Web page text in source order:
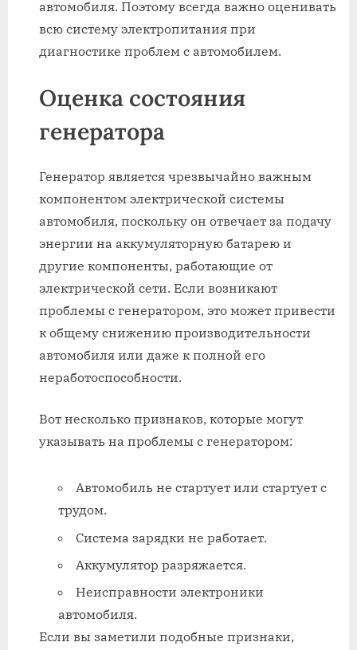
автомобиля. Поэтому всегда важно оценивать
всю систему электропитания при
диагностике проблем с автомобилем.
Оценка состояния
генератора
Генератор является чрезвычайно важным
компонентом электрической системы
автомобиля, поскольку он отвечает за подачу
энергии на аккумуляторную батарею и
другие компоненты, работающие от
электрической сети. Если возникают
проблемы с генератором, это может привести
к общему снижению производительности
автомобиля или даже к полной его
неработоспособности.
Вот несколько признаков, которые могут
указывать на проблемы с генератором:
Автомобиль не стартует или стартует с
трудом.
Система зарядки не работает.
Аккумулятор разряжается.
Неисправности электроники
автомобиля.
Если вы заметили подобные признаки,